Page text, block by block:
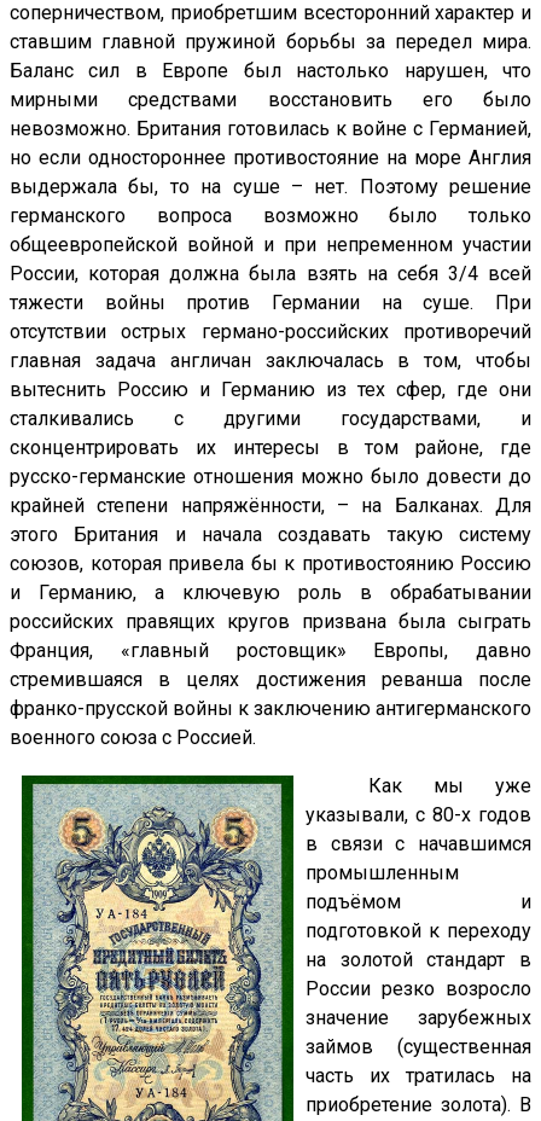
соперничеством, приобретшим всесторонний характер и
ставшим главной пружиной борьбы за передел мира.
Баланс сил в Европе был настолько нарушен, что
мирными средствами восстановить его было
невозможно. Британия готовилась к войне с Германией,
но если одностороннее противостояние на море Англия
выдержала бы, то на суше – нет. Поэтому решение
германского вопроса возможно было только
общеевропейской войной и при непременном участии
России, которая должна была взять на себя 3/4 всей
тяжести войны против Германии на суше. При
отсутствии острых германо-российских противоречий
главная задача англичан заключалась в том, чтобы
вытеснить Россию и Германию из тех сфер, где они
сталкивались с другими государствами, и
сконцентрировать их интересы в том районе, где
русско-германские отношения можно было довести до
крайней степени напряжённости, – на Балканах. Для
этого Британия и начала создавать такую систему
союзов, которая привела бы к противостоянию Россию
и Германию, а ключевую роль в обрабатывании
российских правящих кругов призвана была сыграть
Франция, «главный ростовщик» Европы, давно
стремившаяся в целях достижения реванша после
франко-прусской войны к заключению антигерманского
военного союза с Россией.
Как мы уже
указывали, с 80-х годов
в связи с начавшимся
промышленным
подъёмом и
подготовкой к переходу
на золотой стандарт в
России резко возросло
значение зарубежных
займов (существенная
часть их тратилась на
приобретение золота). В